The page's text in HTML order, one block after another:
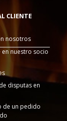
CLIENTE
nosotros
en nuestro socio
disputas en
de un pedido